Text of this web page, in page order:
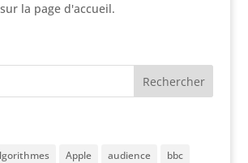
la page d'accueil.
Apple audience
bbc